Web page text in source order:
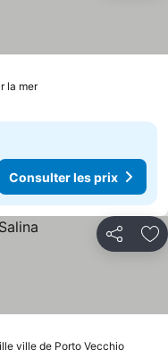
la merConsulter les prix
Consulter les prix
Partager
ville de Porto Vecchio